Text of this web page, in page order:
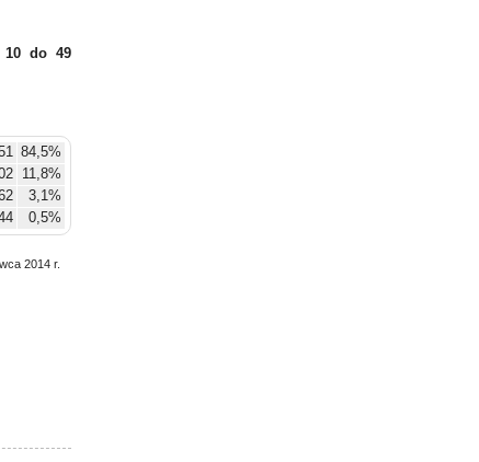
10 do 49
84,5%
11,8%
3,1%
0,5%
2014 r.